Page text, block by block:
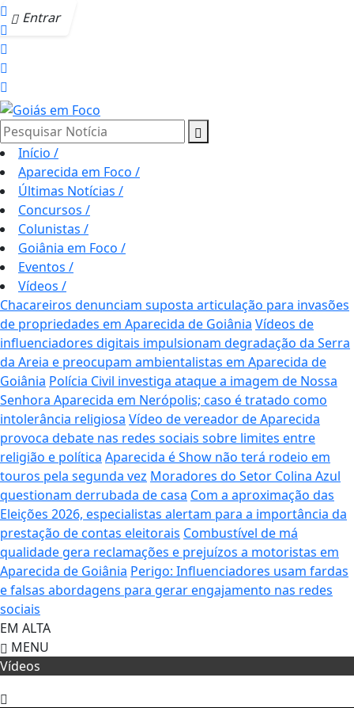
Entrar
Pesquisar Notícia
Início /
Aparecida em Foco /
Últimas Notícias /
Concursos /
Colunistas /
Goiânia em Foco /
Eventos /
Vídeos /
Chacareiros denunciam suposta articulação para invasões
de propriedades em Aparecida de Goiânia Vídeos de
influenciadores digitais impulsionam degradação da Serra
da Areia e preocupam ambientalistas em Aparecida de
Goiânia Polícia Civil investiga ataque a imagem de Nossa
Senhora Aparecida em Nerópolis; caso é tratado como
intolerância religiosa Vídeo de vereador de Aparecida
provoca debate nas redes sociais sobre limites entre
religião e política Aparecida é Show não terá rodeio em
touros pela segunda vez Moradores do Setor Colina Azul
questionam derrubada de casa Com a aproximação das
Eleições 2026, especialistas alertam para a importância da
prestação de contas eleitorais Combustível de má
qualidade gera reclamações e prejuízos a motoristas em
Aparecida de Goiânia Perigo: Influenciadores usam fardas
e falsas abordagens para gerar engajamento nas redes
sociais
EM ALTA
MENU
Vídeos